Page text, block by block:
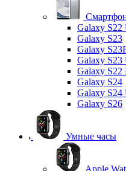
Galaxy S22
Galaxy S23
Galaxy
Galaxy S23
Galaxy S22
Galaxy S24
Galaxy S24
Galaxy S26
Умные часы
Apple